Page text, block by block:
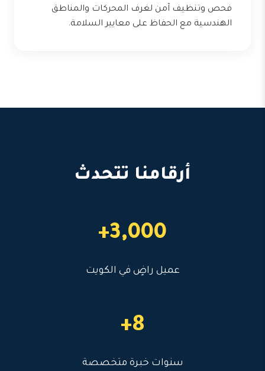
فحص وتنظيف آمن لغرف المحركات والمناطق
الهندسية مع الحفاظ على معايير السلامة.
أرقامنا تتحدث
3,000+
عميل راضٍ في الكويت
8+
سنوات خبرة متخصصة